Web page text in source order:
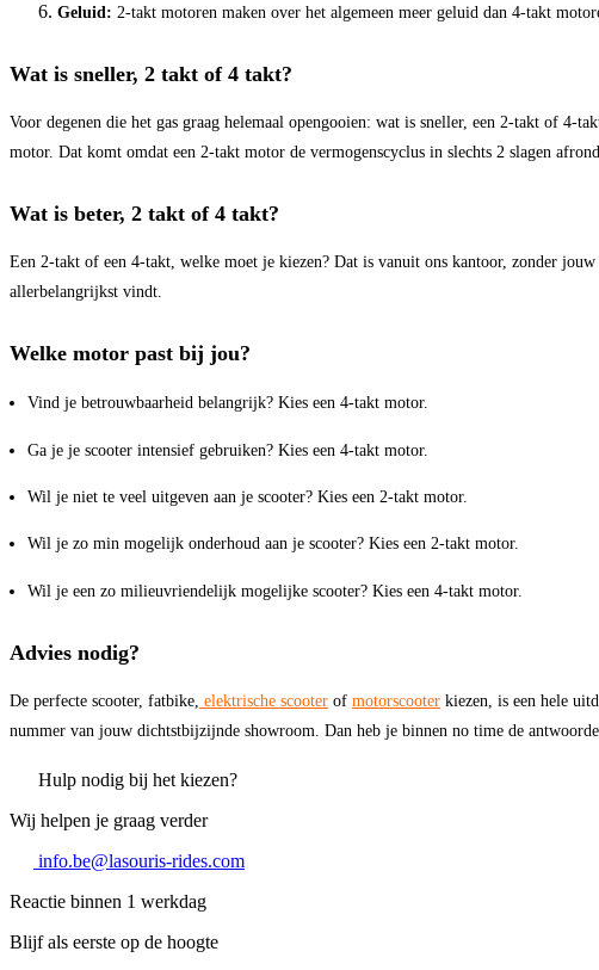
Geluid: 2-takt motoren maken over het algemeen meer geluid dan 4-takt
Wat is sneller, 2 takt of 4 takt?
Voor degenen die het gas graag helemaal opengooien: wat is sneller, een 2-takt of
motor. Dat komt omdat een 2-takt motor de vermogenscyclus in slechts 2 slagen
Wat is beter, 2 takt of 4 takt?
Een 2-takt of een 4-takt, welke moet je kiezen? Dat is vanuit ons kantoor, zonder
allerbelangrijkst vindt.
Welke motor past bij jou?
Vind je betrouwbaarheid belangrijk? Kies een 4-takt motor.
Ga je je scooter intensief gebruiken? Kies een 4-takt motor.
Wil je niet te veel uitgeven aan je scooter? Kies een 2-takt motor.
Wil je zo min mogelijk onderhoud aan je scooter? Kies een 2-takt motor.
Wil je een zo milieuvriendelijk mogelijke scooter? Kies een 4-takt motor.
Advies nodig?
De perfecte scooter, fatbike, elektrische scooter of motorscooter kiezen, is een hele
nummer van jouw dichtstbijzijnde showroom. Dan heb je binnen no time de
Hulp nodig bij het kiezen?
Wij helpen je graag verder
info.be@lasouris-rides.com
Reactie binnen 1 werkdag
Blijf als eerste op de hoogte